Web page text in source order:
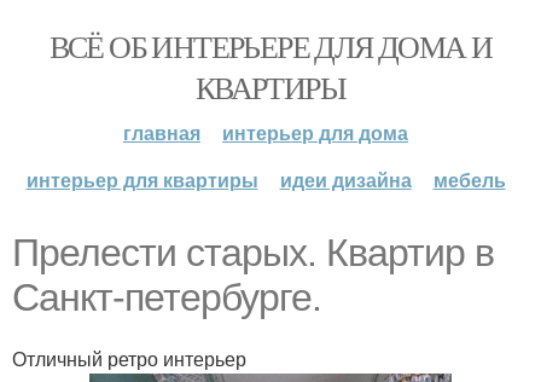
ВСЁ ОБ ИНТЕРЬЕРЕ ДЛЯ ДОМА И
КВАРТИРЫ
главная
интерьер для дома
интерьер для квартиры
идеи дизайна мебель
Прелести старых. Квартир в
Санкт-петербурге.
Отличный ретро интерьер